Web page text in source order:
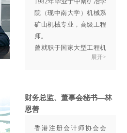
前职位为管理科学讲座教
授。黎教授亦曾担任中国
湖南大学工商管理学院院
长。
由2016年至现时，黎教授
任多家香港上市公司非执
院（现中南大学）机械系
矿山机械专业，高级工程
师。
曾就职于国家大型工程机
械企业，多次荣获江苏省
任技术工程部经理、工程
机械设计院院长、副总裁
理。
展开>
财务总监、董事会秘书—林
恩善
香港注册会计师协会会